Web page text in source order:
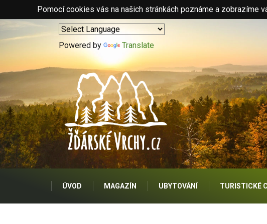
Pomocí cookies vás na našich stránkách poznáme a zobrazíme
Powered by Translate
ÚVOD MAGAZÍN UBYTOVÁNÍ TURISTICKÉ